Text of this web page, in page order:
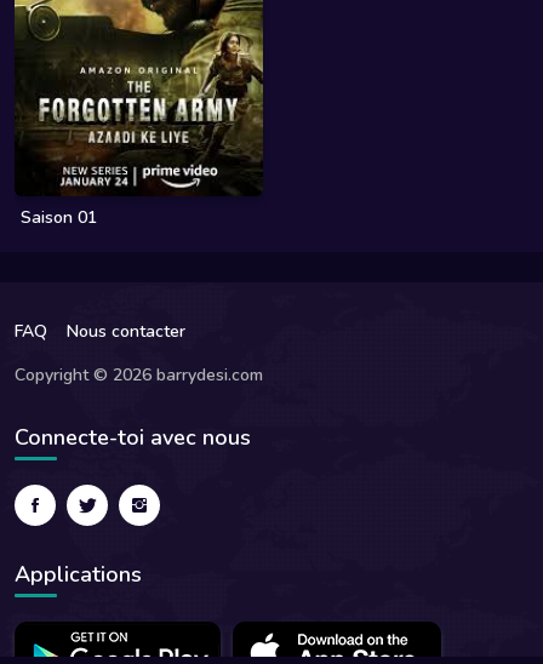
Saison 01
FAQ
Nous contacter
Copyright © 2026 barrydesi.com
Connecte-toi avec nous
Applications